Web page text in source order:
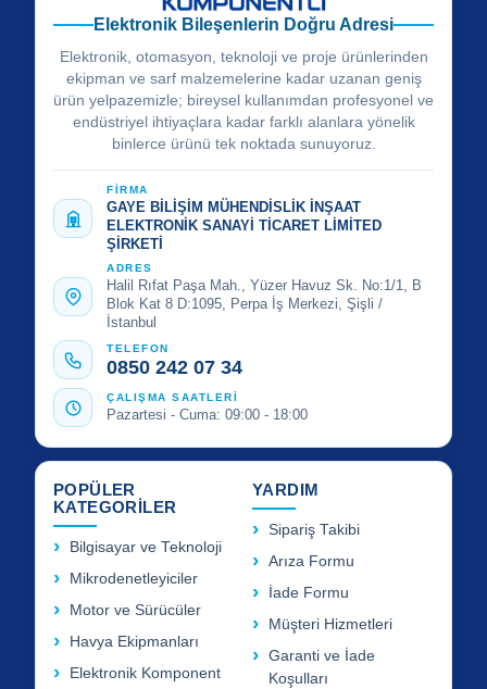
Elektronik Bileşenlerin Doğru Adresi
Elektronik, otomasyon, teknoloji ve proje ürünlerinden
ekipman ve sarf malzemelerine kadar uzanan geniş
ürün yelpazemizle; bireysel kullanımdan profesyonel ve
endüstriyel ihtiyaçlara kadar farklı alanlara yönelik
binlerce ürünü tek noktada sunuyoruz.
FİRMA
GAYE BİLİŞİM MÜHENDİSLİK İNŞAAT
ELEKTRONİK SANAYİ TİCARET LİMİTED
ŞİRKETİ
ADRES
Halil Rıfat Paşa Mah., Yüzer Havuz Sk. No:1/1, B
Blok Kat 8 D:1095, Perpa İş Merkezi, Şişli /
İstanbul
TELEFON
0850 242 07 34
ÇALIŞMA SAATLERİ
Pazartesi - Cuma: 09:00 - 18:00
POPÜLER
KATEGORİLER
Bilgisayar ve Teknoloji
Mikrodenetleyiciler
Motor ve Sürücüler
Havya Ekipmanları
Elektronik Komponent
YARDIM
Sipariş Takibi
Arıza Formu
İade Formu
Müşteri Hizmetleri
Garanti ve İade
Koşulları